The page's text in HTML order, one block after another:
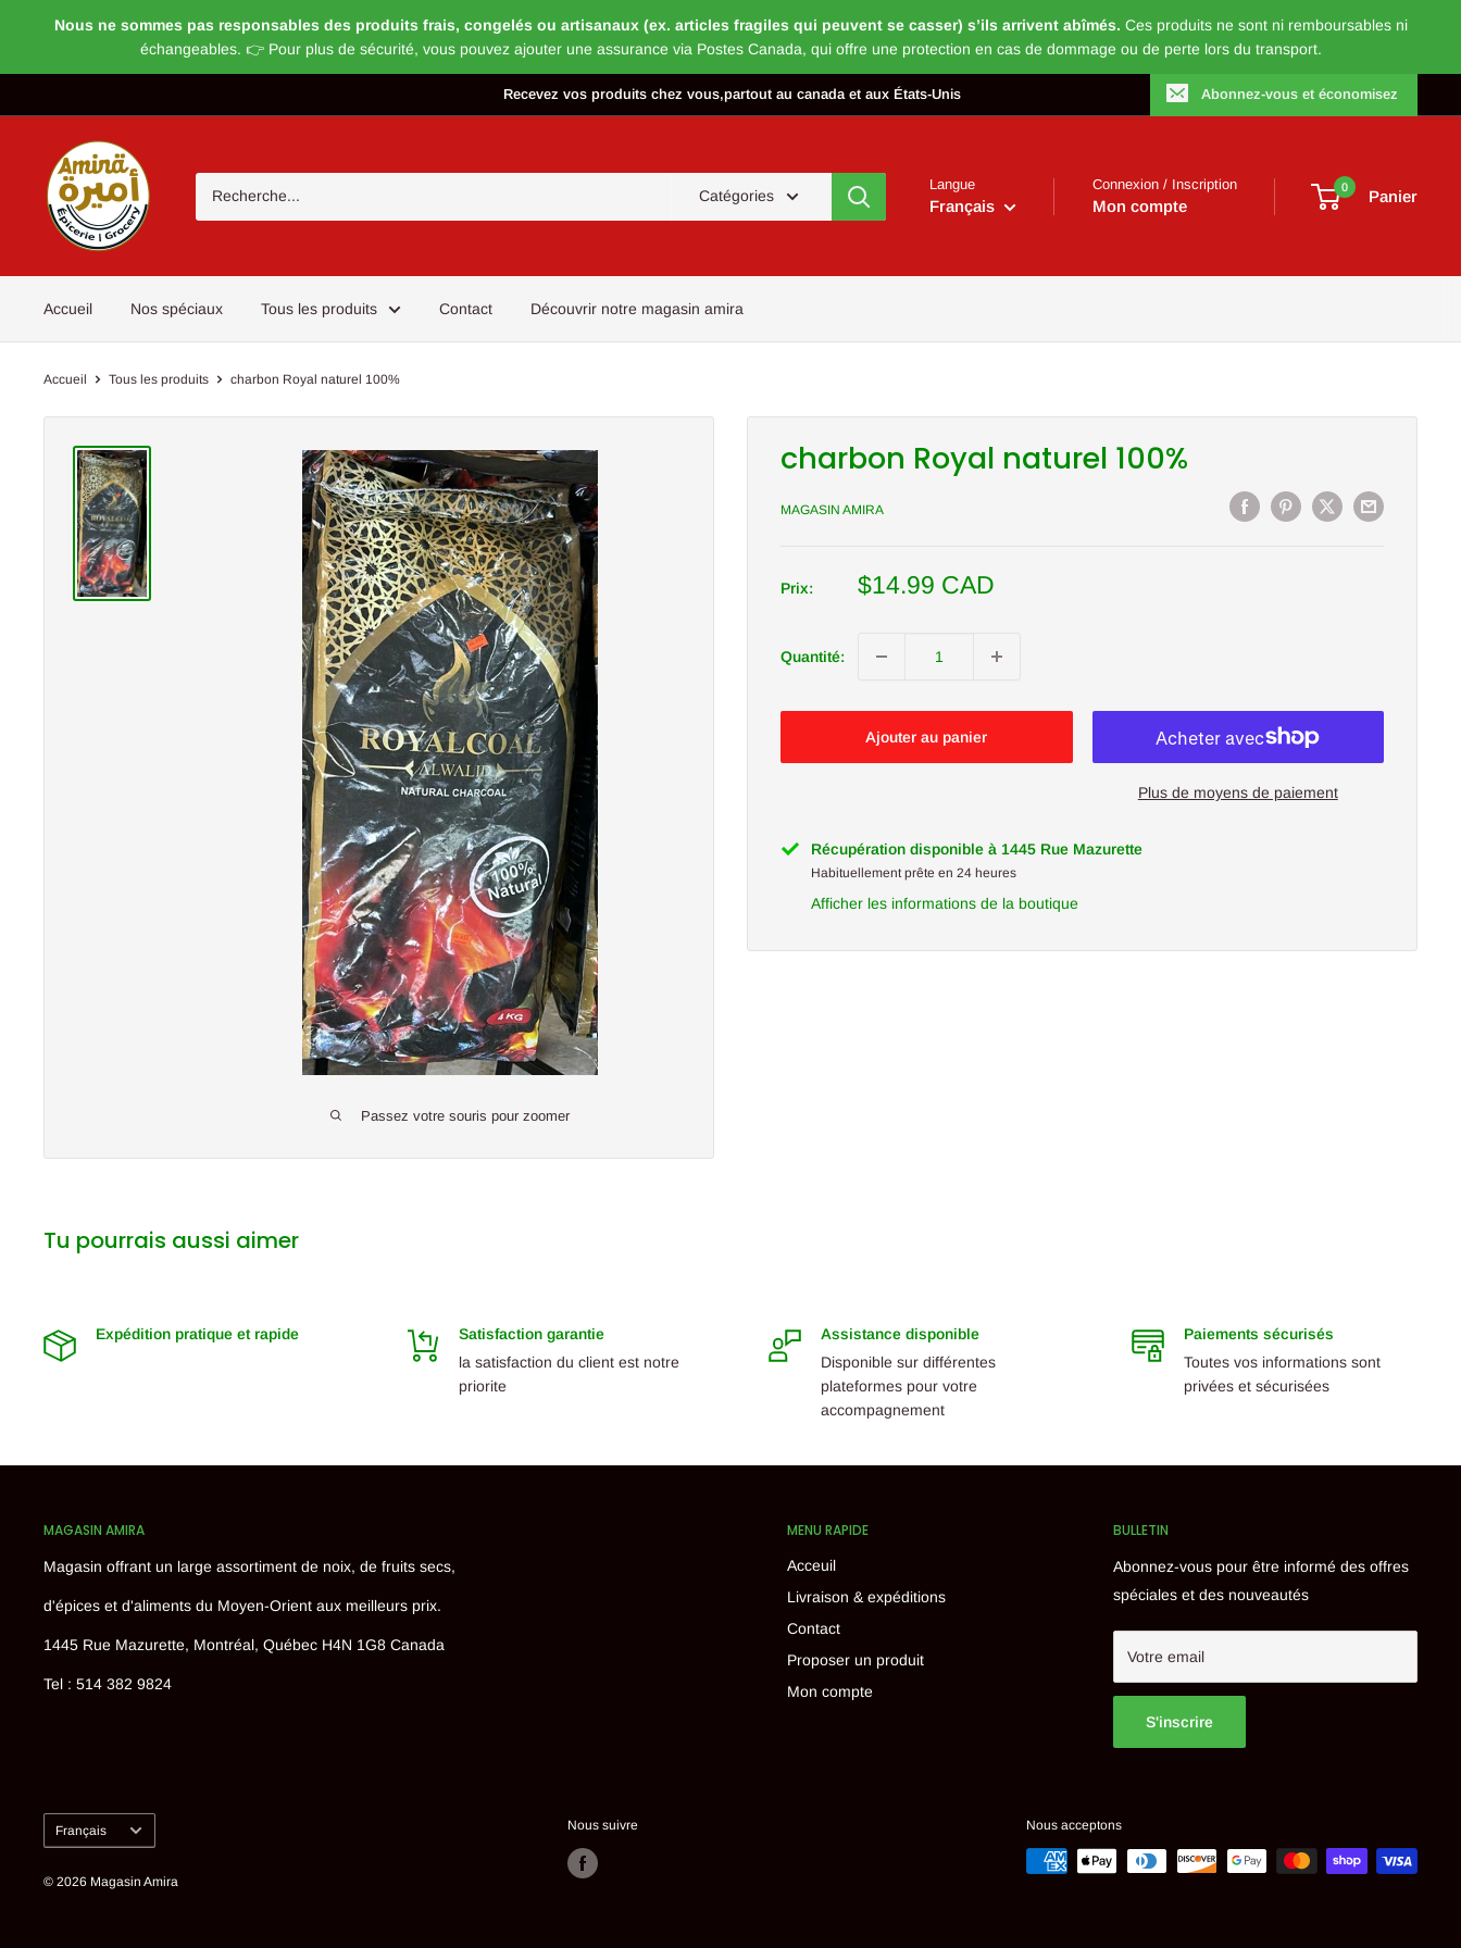
Nous ne sommes pas responsables des produits frais, congelés ou artisanaux (ex. articles fragiles qui peuvent se casser) s’ils arrivent abîmés. Ces produits ne sont ni remboursables ni
échangeables. 👉 Pour plus de sécurité, vous pouvez ajouter une assurance via Postes Canada, qui offre une protection en cas de dommage ou de perte lors du transport.
au
Recevez vos produits chez vous,partout au canada et aux États-Unis Abonnez-vous et économisez
Magasin
Amira
Catégories
Langue
Français
Connexion / Inscription
Mon compte
0 Panier
Accueil Nos spéciaux Tous les produits Contact Découvrir notre magasin amira
Accueil Tous les produits charbon Royal naturel 100%
Passez votre souris pour zoomer
charbon Royal naturel 100%
MAGASIN AMIRA
Prix:
Prix
$14.99 CAD
Quantité:
Ajouter au panier
Plus de moyens de paiement
Récupération disponible à 1445 Rue Mazurette
Habituellement prête en 24 heures
Afficher les informations de la boutique
Tu pourrais aussi aimer
Expédition pratique et rapide
Satisfaction garantie
la satisfaction du client est notre
priorite
Assistance disponible
Disponible sur différentes
plateformes pour votre
accompagnement
Paiements sécurisés
Toutes vos informations sont
privées et sécurisées
MAGASIN AMIRA
Magasin offrant un large assortiment de noix, de fruits secs,
d'épices et d'aliments du Moyen-Orient aux meilleurs prix.
1445 Rue Mazurette, Montréal, Québec H4N 1G8 Canada
Tel : 514 382 9824
MENU RAPIDE
Acceuil
Livraison & expéditions
Contact
Proposer un produit
Mon compte
BULLETIN
Abonnez-vous pour être informé des offres
spéciales et des nouveautés
Votre email
S'inscrire
Langue
Français
© 2026 Magasin Amira
Nous suivre Nous acceptons